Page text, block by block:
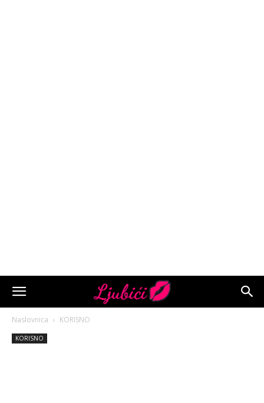
Naslovnica KORISNO
KORISNO